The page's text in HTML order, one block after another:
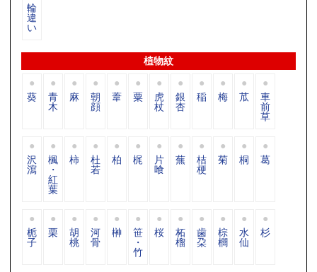
輪
違
い
植物紋
葵 青
木
麻 朝
顔
葦 粟 虎
杖
銀
杏
稲 梅 苽 車
前
草
沢
瀉
楓
・
紅
葉
柿 杜
若
柏 梶 片
喰
蕪 桔
梗
菊 桐 葛
栀
子
栗 胡
桃
河
骨
榊 笹
・
竹
桜 柘
榴
歯
朶
棕
櫚
水
仙
杉